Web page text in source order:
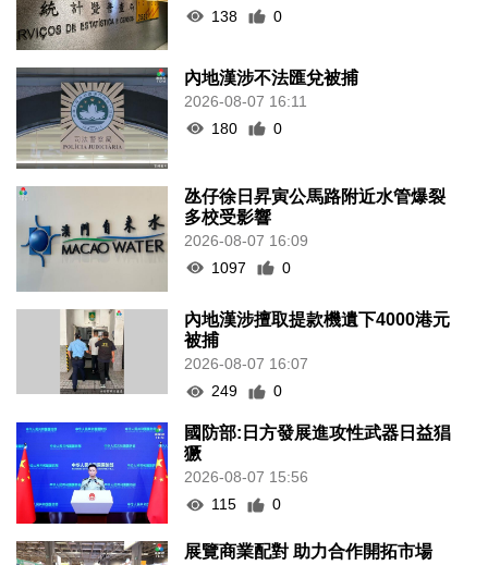
138 0
內地漢涉不法匯兌被捕
2026-08-07 16:11
180
0
氹仔徐日昇寅公馬路附近水管爆裂
多校受影響
2026-08-07 16:09
1097
0
內地漢涉擅取提款機遺下4000港元
被捕
2026-08-07 16:07
249
0
國防部:日方發展進攻性武器日益猖
獗
2026-08-07 15:56
115
0
展覽商業配對 助力合作開拓市場